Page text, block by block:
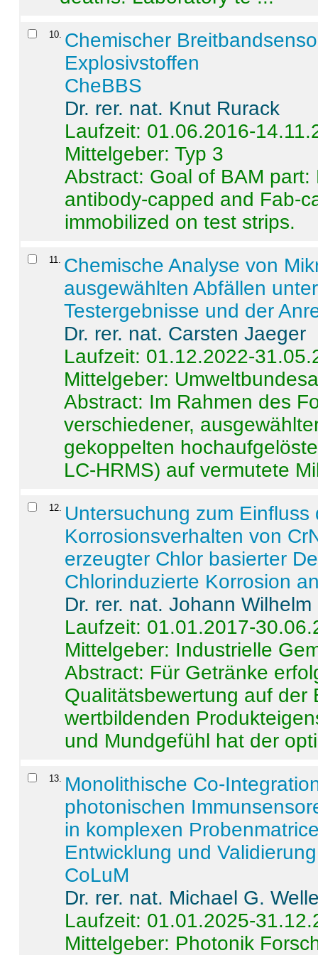
10 Chemischer
Explosivstoffen
CheBBS
Dr. rer. nat. Knut Rurack
Laufzeit: 01.06.2016-
Mittelgeber: Typ 3
Abstract: Goal of BAM
antibody-capped and Fab-
immobilized on test strips.
11
Chemische Analyse von
ausgewählten Abfällen
Testergebnisse und der
Dr. rer. nat. Carsten Jaeger
Laufzeit: 01.12.2022-
Mittelgeber:
Abstract: Im Rahmen des
verschiedener,
gekoppelten
LC-HRMS) auf vermutete
12
Untersuchung zum
Korrosionsverhalten von
erzeugter Chlor basierter
Chlorinduzierte Korrosion
Dr. rer. nat. Johann
Laufzeit: 01.01.2017-
Mittelgeber: Industrielle
Abstract: Für Getränke
Qualitätsbewertung auf der
wertbildenden
und Mundgefühl hat der
13
Monolithische Co-
photonischen
in komplexen
Entwicklung und
CoLuM
Dr. rer. nat. Michael G.
Laufzeit: 01.01.2025-
Mittelgeber: Photonik